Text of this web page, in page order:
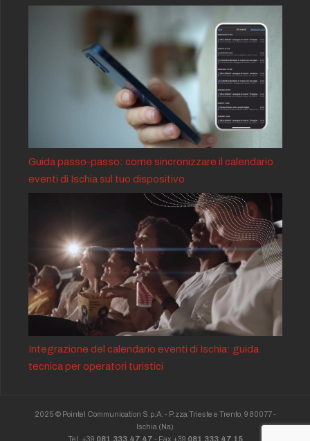
Guida passo-passo: come sincronizzare il calendario
eventi di Ischia sul tuo dispositivo
Integrazione del calendario eventi di Ischia: guida
tecnica per operatori turistici
2025 © Pointel Communication S.p.A. - P.zza Trieste e Trento, 9 80077 -
Ischia (Na)
Tel. +39 081.333.47.47 - Fax +39 081.333.47.15